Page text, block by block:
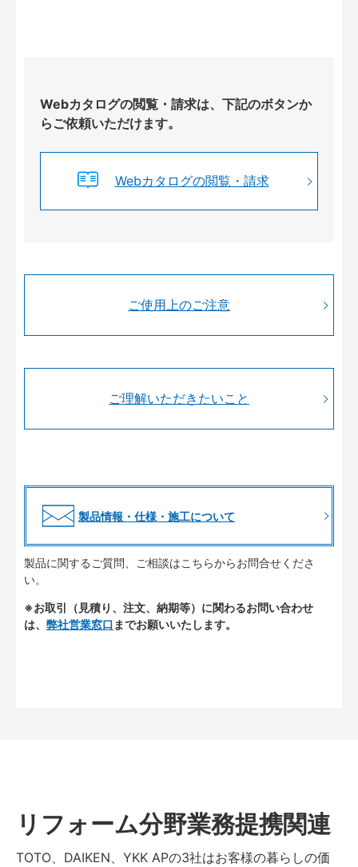
Webカタログの閲覧・請求は、下記のボタンか
らご依頼いただけます。
Webカタログの閲覧・請求
ご使用上のご注意
ご理解いただきたいこと
製品情報・仕様・施工について
製品に関するご質問、ご相談はこちらからお問合せくださ
い。
※お取引（見積り、注文、納期等）に関わるお問い合わせ
は、 弊社営業窓口 までお願いいたします。
リフォーム分野業務提携関連
TOTO、DAIKEN、YKK APの3社はお客様の暮らしの価